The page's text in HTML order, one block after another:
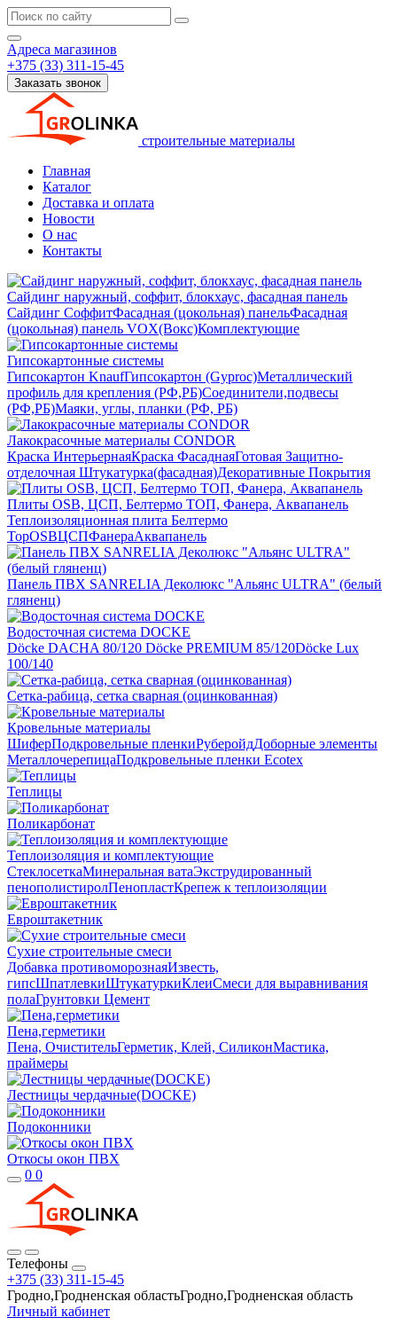
Адреса магазинов
+375 (33) 311-15-45
Заказать звонок
строительные материалы
Главная
Каталог
Доставка и оплата
Новости
О нас
Контакты
Сайдинг наружный, соффит, блокхаус, фасадная панель
Сайдинг СоффитФасадная (цокольная) панельФасадная
(цокольная) панель VOX(Вокс)Комплектующие
Гипсокартонные системы
Гипсокартон KnaufГипсокартон (Gyproc)Металлический
профиль для крепления (РФ,РБ)Соединители,подвесы
(РФ,РБ)Маяки, углы, планки (РФ, РБ)
Лакокрасочные материалы CONDOR
Краска ИнтерьернаяКраска ФасаднаяГотовая Защитно-
отделочная Штукатурка(фасадная)Декоративные Покрытия
Плиты OSB, ЦСП, Белтермо ТОП, Фанера, Аквапанель
Теплоизоляционная плита Белтермо
TopOSBЦСПФанераАквапанель
Панель ПВХ SANRELIA Деколюкс "Альянс ULTRA" (белый
гляненц)
Водосточная система DOCKE
Döсkе DACHA 80/120 Döcke PREMIUM 85/120Döсkе Luх
100/140
Сетка-рабица, сетка сварная (оцинкованная)
Кровельные материалы
ШиферПодкровельные пленкиРуберойдДоборные элементы
МеталлочерепицаПодкровельные пленки Ecotex
Теплицы
Поликарбонат
Теплоизоляция и комплектующие
СтеклосеткаМинеральная ватаЭкструдированный
пенополистиролПенопластКрепеж к теплоизоляции
Евроштакетник
Сухие строительные смеси
Добавка противоморознаяИзвесть,
гипсШпатлевкиШтукатуркиКлеиСмеси для выравнивания
полаГрунтовки Цемент
Пена,герметики
Пена, ОчистительГерметик, Клей, СиликонМастика,
праймеры
Лестницы чердачные(DOCKE)
Подоконники
Откосы окон ПВХ
0 0
Телефоны
+375 (33) 311-15-45
Гродно,Гродненская областьГродно,Гродненская область
Личный кабинет